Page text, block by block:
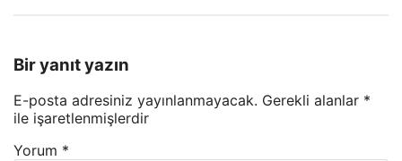
Bir yanıt yazın
E-posta adresiniz yayınlanmayacak. Gerekli alanlar *
ile işaretlenmişlerdir
Yorum *